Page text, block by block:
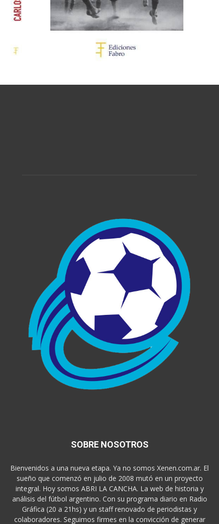
SOBRE NOSOTROS
Bienvenidos a una nueva etapa. Ya no somos Xenen.com.ar. El
sueño que comenzó en julio de 2008 mutó en un proyecto
integral. Hoy somos ABRI LA CANCHA. La web de historia y
análisis del fútbol argentino. Con su programa diario en Radio
Gráfica (20 a 21hs) y un staff renovado de periodistas y
colaboradores. Seguimos firmes en la convicción de generar